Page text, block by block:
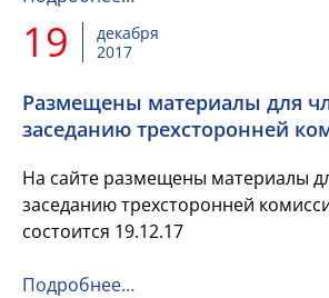
19
декабря
2017
Размещены материалы для
заседанию трехсторонней
На сайте размещены материалы
заседанию трехсторонней
состоится 19.12.17
Подробнее…